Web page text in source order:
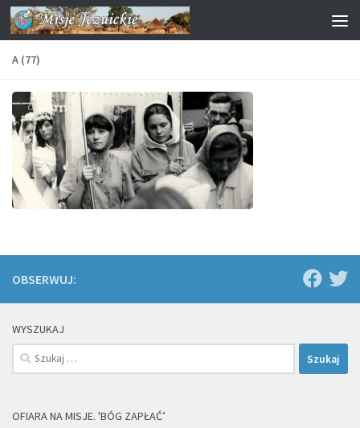
Przejdź do treści
A (77)
OBSERWUJ:
WYSZUKAJ
Szukaj:
OFIARA NA MISJE. 'BÓG ZAPŁAĆ’